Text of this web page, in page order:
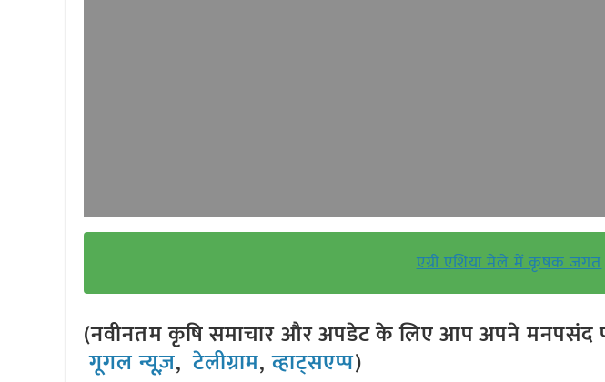
एग्री एशिया मेले में कृषक जगत
(नवीनतम कृषि समाचार और अपडेट के लिए आप अपने मनपसंद
गूगल न्यूज़,टेलीग्राम,व्हाट्सएप्प)